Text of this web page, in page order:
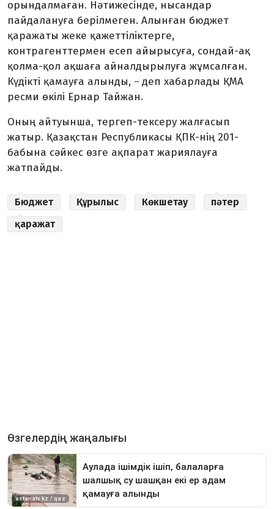
орындалмаған. Нәтижесінде, нысандар
пайдалануға берілмеген. Алынған бюджет
қаражаты жеке қажеттіліктерге,
контрагенттермен есеп айырысуға, сондай-ақ
қолма-қол ақшаға айналдырылуға жұмсалған.
Күдікті қамауға алынды, – деп хабарлады ҚМА
ресми өкілі Ернар Тайжан.
Оның айтуынша, тергеп-тексеру жалғасып
жатыр. Қазақстан Республикасы ҚПК-нің 201-
бабына сәйкес өзге ақпарат жариялауға
жатпайды.
Бюджет Құрылыс Көкшетау
пәтер
қаражат